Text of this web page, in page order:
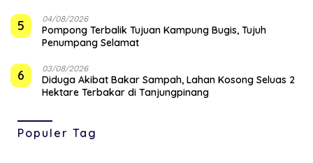
5 04/08/2026
Pompong Terbalik Tujuan Kampung Bugis, Tujuh
Penumpang Selamat
6 03/08/2026
Diduga Akibat Bakar Sampah, Lahan Kosong Seluas 2
Hektare Terbakar di Tanjungpinang
Populer Tag